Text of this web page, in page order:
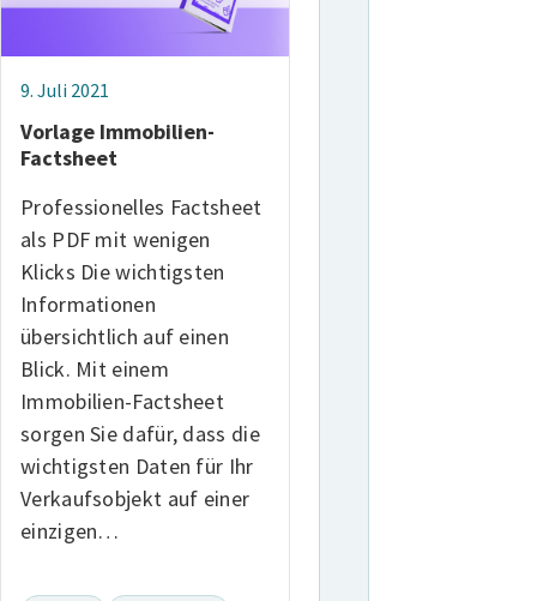
9. Juli 2021
Vorlage Immobilien-
Factsheet
Professionelles Factsheet
als PDF mit wenigen
Klicks Die wichtigsten
Informationen
übersichtlich auf einen
Blick. Mit einem
Immobilien-Factsheet
sorgen Sie dafür, dass die
wichtigsten Daten für Ihr
Verkaufsobjekt auf einer
einzigen…